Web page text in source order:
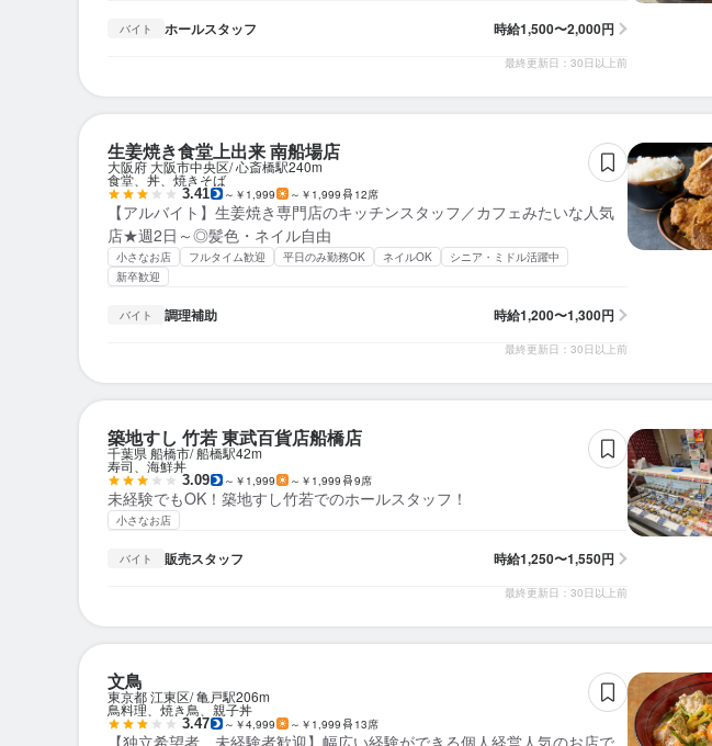
バイト ホールスタッフ 時給1,500〜2,000円
最終更新日：30日以上前
生姜焼き食堂上出来 南船場店
大阪府 大阪市中央区 心斎橋駅240m
食堂、丼、焼きそば
3.41 ～￥1,999 ～￥1,999 12席
【アルバイト】生姜焼き専門店のキッチンスタッフ／カフェみたいな人気
店★週2日～◎髪色・ネイル自由
小さなお店 フルタイム歓迎 平日のみ勤務OK ネイルOK
シニア・ミドル活躍中
新卒歓迎
バイト 調理補助 時給1,200〜1,300円
最終更新日：30日以上前
築地すし 竹若 東武百貨店船橋店
千葉県 船橋市 船橋駅42m
寿司、海鮮丼
3.09 ～￥1,999 ～￥1,999 9席
未経験でもOK！築地すし竹若でのホールスタッフ！
小さなお店
バイト 販売スタッフ 時給1,250〜1,550円
最終更新日：30日以上前
文鳥
東京都 江東区 亀戸駅206m
鳥料理、焼き鳥、親子丼
3.47 ～￥4,999 ～￥1,999 13席
【独立希望者、未経験者歓迎】幅広い経験ができる個人経営人気のお店で